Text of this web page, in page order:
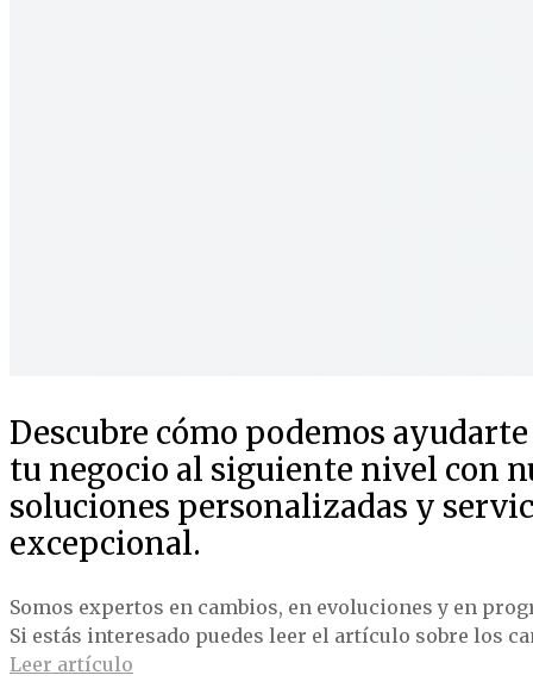
Descubre cómo podemos
tu negocio al siguiente nivel con
soluciones personalizadas y
excepcional.
Somos expertos en cambios, en evoluciones y en
Si estás interesado puedes leer el artículo sobre los
Leer artículo